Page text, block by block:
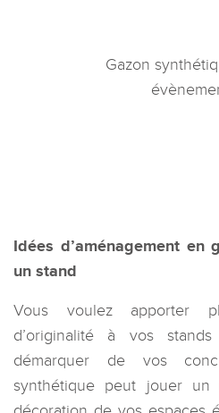
Gazon
Idées d’aménagement en
un stand
Vous voulez apporter
d’originalité à vos
démarquer de vos
synthétique peut jouer